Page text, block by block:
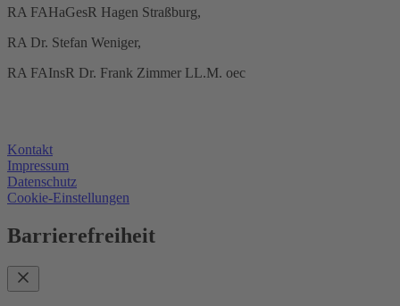
RA FAHaGesR Hagen Straßburg,
RA Dr. Stefan Weniger,
RA FAInsR Dr. Frank Zimmer LL.M. oec
Kontakt
Impressum
Datenschutz
Cookie-Einstellungen
Barrierefreiheit